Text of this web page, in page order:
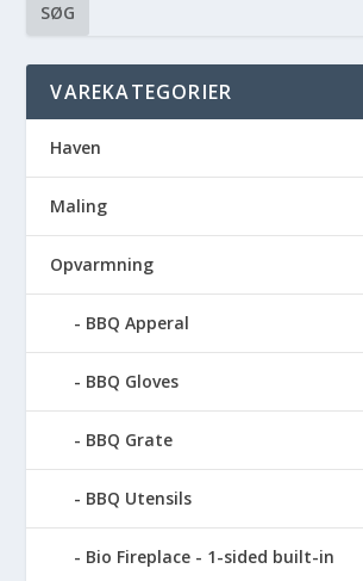
SØG
VAREKATEGORIER
Haven
Maling
Opvarmning
BBQ Apperal
BBQ Gloves
BBQ Grate
BBQ Utensils
Bio Fireplace - 1-sided built-in